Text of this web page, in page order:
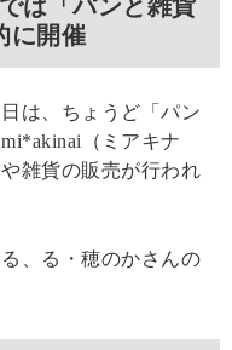
は「パンと雑貨
に開催
は、ちょうど「パン
（ミアキナ
雑貨の販売が行われ
、る・穂のかさんの